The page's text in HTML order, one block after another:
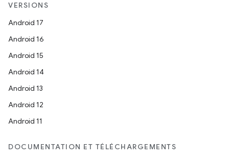
VERSIONS
Android 17
Android 16
Android 15
Android 14
Android 13
Android 12
Android 11
DOCUMENTATION ET TÉLÉCHARGEMENTS